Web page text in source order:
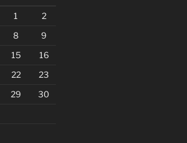
1
2
8
9
15
16
22
23
29
30